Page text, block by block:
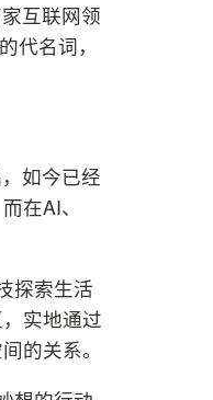
互联网领
代名词，
如今已经
在AI、
探索生活
实地通过
的关系。